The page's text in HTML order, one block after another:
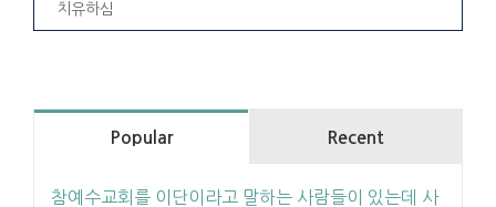
치유하심
Popular Recent
참예수교회를 이단이라고 말하는 사람들이 있는데 사